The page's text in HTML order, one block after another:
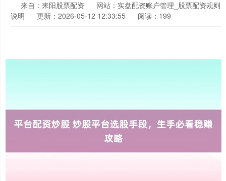
来自：耒阳股票配资
网站：实盘配资账户管理_股票配资规则
说明
更新：2026-05-12 12:33:55 阅读：199